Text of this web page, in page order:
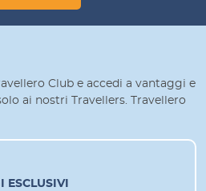
Club e accedi a vantaggi e
ai nostri Travellers. Travellero
ESCLUSIVI